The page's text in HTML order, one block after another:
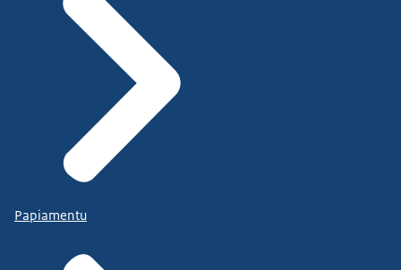
Papiamentu